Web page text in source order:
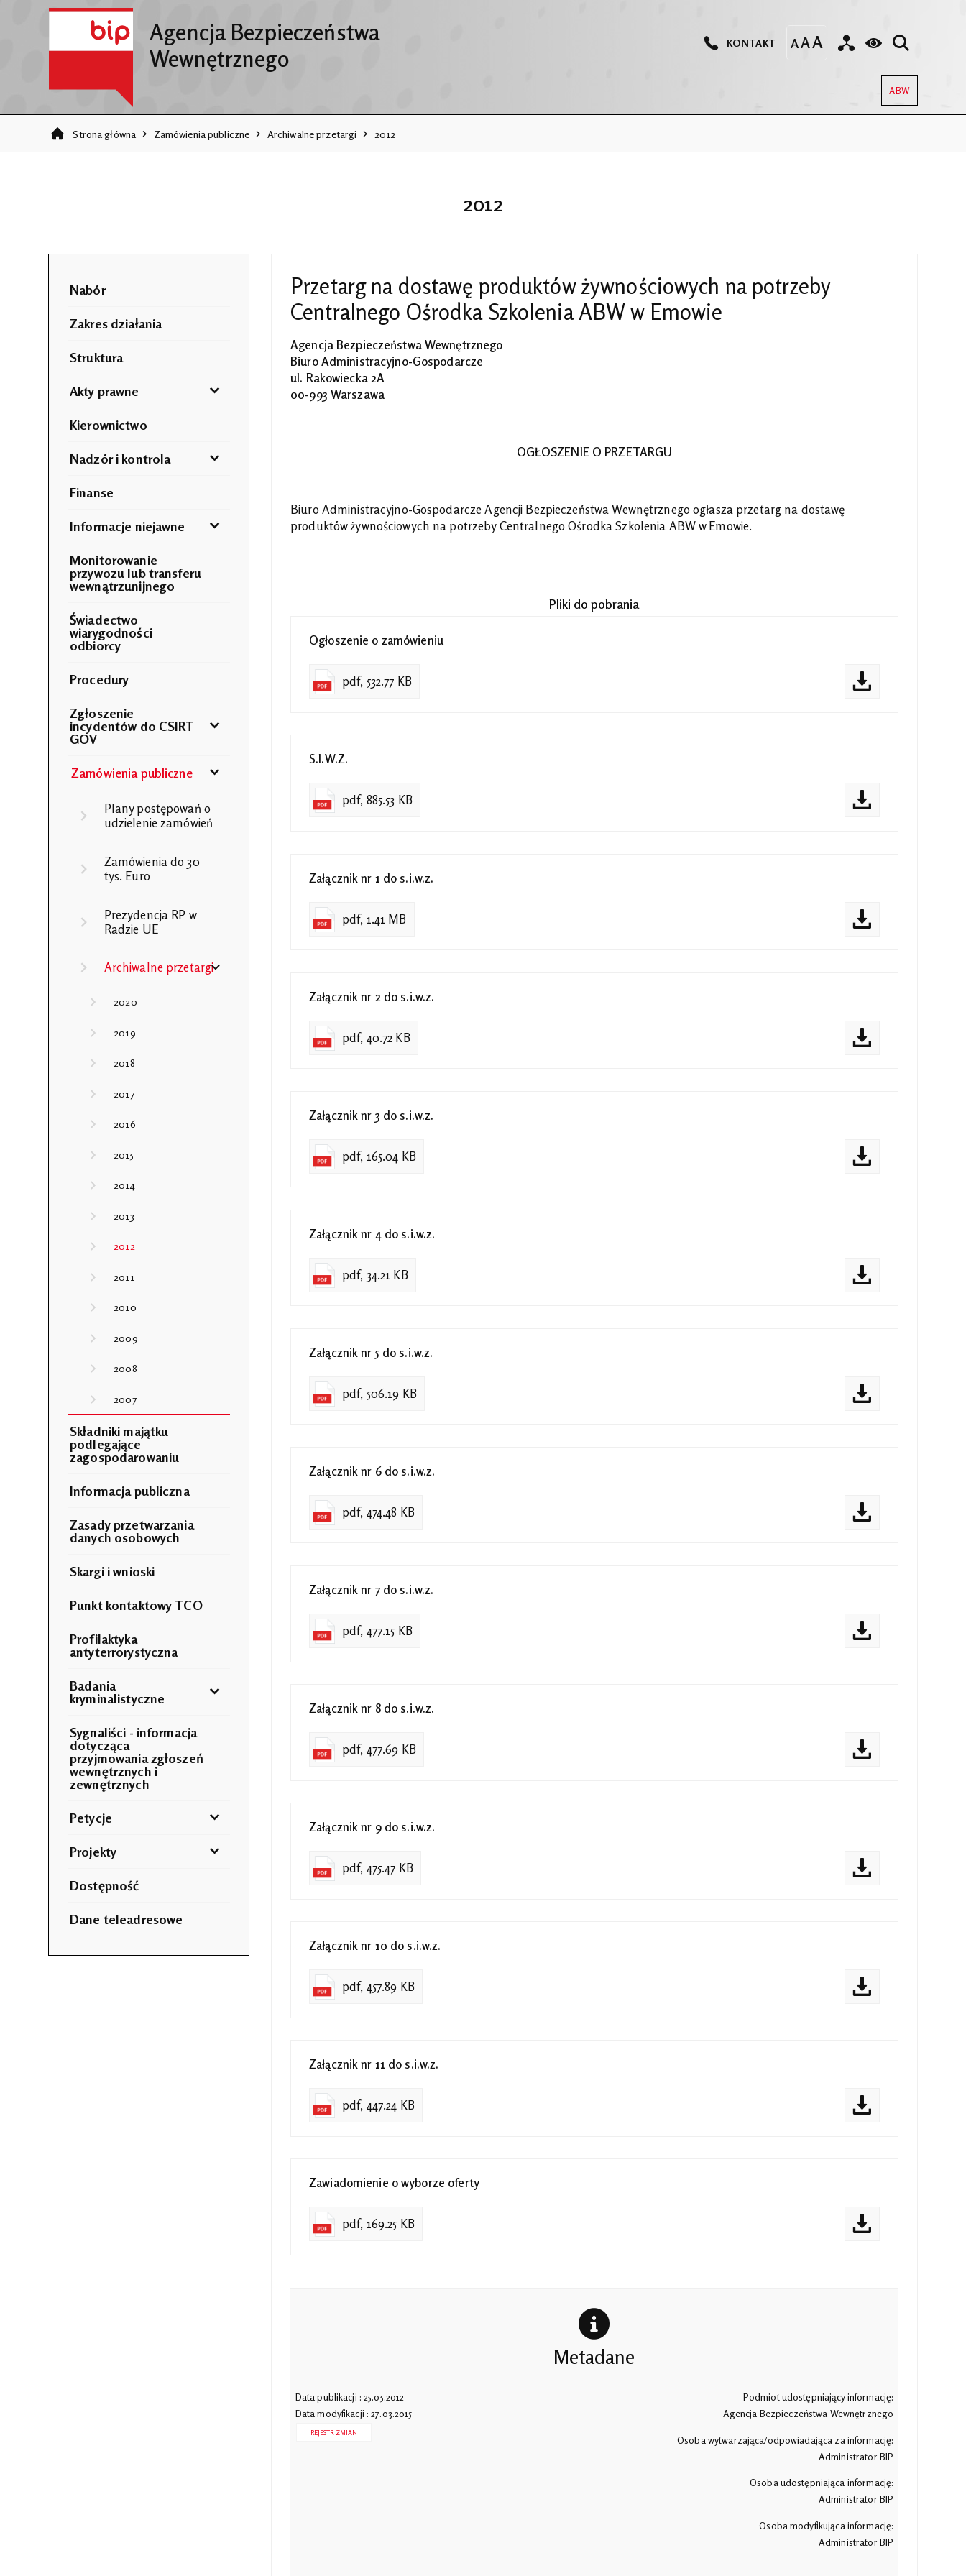
Agencja Bezpieczeństwa
Wewnętrznego
KONTAKT
ABW
Strona główna Zamówienia publiczne Archiwalne przetargi 2012
2012
Nabór
Zakres działania
Struktura
Akty prawne
Kierownictwo
Nadzór i kontrola
Finanse
Informacje niejawne
Monitorowanie
przywozu lub transferu
wewnątrzunijnego
Świadectwo
wiarygodności
odbiorcy
Procedury
Zgłoszenie
incydentów do CSIRT
GOV
Zamówienia publiczne
Plany postępowań o
udzielenie zamówień
Zamówienia do 30
tys. Euro
Prezydencja RP w
Radzie UE
Archiwalne przetargi
2020
2019
2018
2017
2016
2015
2014
2013
2012
2011
2010
2009
2008
2007
Składniki majątku
podlegające
zagospodarowaniu
Informacja publiczna
Zasady przetwarzania
danych osobowych
Skargi i wnioski
Punkt kontaktowy TCO
Profilaktyka
antyterrorystyczna
Badania
kryminalistyczne
Sygnaliści - informacja
dotycząca
przyjmowania zgłoszeń
wewnętrznych i
zewnętrznych
Petycje
Projekty
Dostępność
Dane teleadresowe
Przetarg na dostawę produktów żywnościowych na potrzeby
Centralnego Ośrodka Szkolenia ABW w Emowie
Agencja Bezpieczeństwa Wewnętrznego
Biuro Administracyjno-Gospodarcze
ul. Rakowiecka 2A
00-993 Warszawa
OGŁOSZENIE O PRZETARGU
Biuro Administracyjno-Gospodarcze Agencji Bezpieczeństwa Wewnętrznego ogłasza przetarg na dostawę
produktów żywnościowych na potrzeby Centralnego Ośrodka Szkolenia ABW w Emowie.
Pliki do pobrania
Ogłoszenie o zamówieniu
pdf, 532.77 KB
S.I.W.Z.
pdf, 885.53 KB
Załącznik nr 1 do s.i.w.z.
pdf, 1.41 MB
Załącznik nr 2 do s.i.w.z.
pdf, 40.72 KB
Załącznik nr 3 do s.i.w.z.
pdf, 165.04 KB
Załącznik nr 4 do s.i.w.z.
pdf, 34.21 KB
Załącznik nr 5 do s.i.w.z.
pdf, 506.19 KB
Załącznik nr 6 do s.i.w.z.
pdf, 474.48 KB
Załącznik nr 7 do s.i.w.z.
pdf, 477.15 KB
Załącznik nr 8 do s.i.w.z.
pdf, 477.69 KB
Załącznik nr 9 do s.i.w.z.
pdf, 475.47 KB
Załącznik nr 10 do s.i.w.z.
pdf, 457.89 KB
Załącznik nr 11 do s.i.w.z.
pdf, 447.24 KB
Zawiadomienie o wyborze oferty
pdf, 169.25 KB
Metadane
Data publikacji : 25.05.2012
Data modyfikacji : 27.03.2015
REJESTR ZMIAN
Podmiot udostępniający informację:
Agencja Bezpieczeństwa Wewnętrznego
Osoba wytwarzająca/odpowiadająca za informację:
Administrator BIP
Osoba udostępniająca informację:
Administrator BIP
Osoba modyfikująca informację:
Administrator BIP